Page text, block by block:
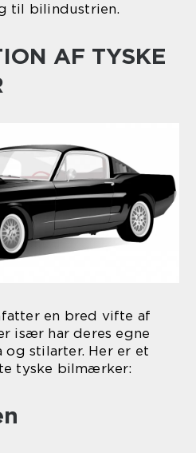
til bilindustrien.
AF TYSKE
en bred vifte af
især har deres egne
og stilarter. Her er et
tyske bilmærker: